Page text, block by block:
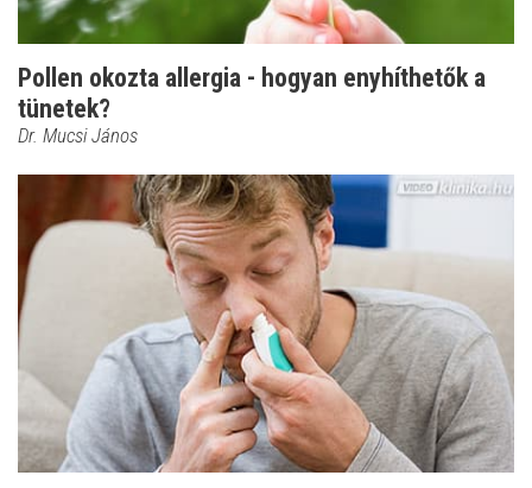
Pollen okozta allergia - hogyan enyhíthetők a
tünetek?
Dr. Mucsi János